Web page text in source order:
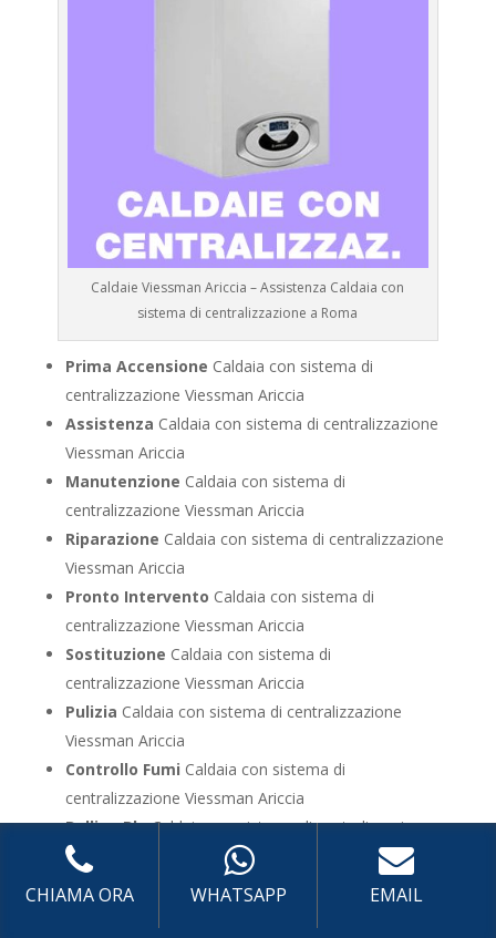
Caldaie Viessman Ariccia – Assistenza Caldaia con
sistema di centralizzazione a Roma
Prima Accensione Caldaia con sistema di
centralizzazione Viessman Ariccia
Assistenza Caldaia con sistema di centralizzazione
Viessman Ariccia
Manutenzione Caldaia con sistema di
centralizzazione Viessman Ariccia
Riparazione Caldaia con sistema di centralizzazione
Viessman Ariccia
Pronto Intervento Caldaia con sistema di
centralizzazione Viessman Ariccia
Sostituzione Caldaia con sistema di
centralizzazione Viessman Ariccia
Pulizia Caldaia con sistema di centralizzazione
Viessman Ariccia
Controllo Fumi Caldaia con sistema di
centralizzazione Viessman Ariccia
Bollino BluCaldaia con sistema di centralizzazione
Viessman Ariccia
Vendita Caldaia con sistema di centralizzazione
CHIAMA ORA WHATSAPP EMAIL